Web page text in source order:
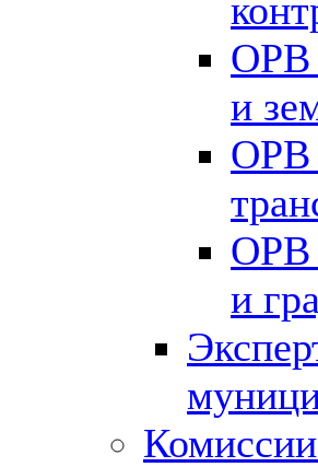
ОРВ
и
ОРВ
ОРВ
и